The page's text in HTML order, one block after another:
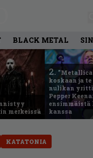
BLACK METAL
merkeissä
2.
koskaan ja
nulikan
Pepper
kanssa
KATATONIA